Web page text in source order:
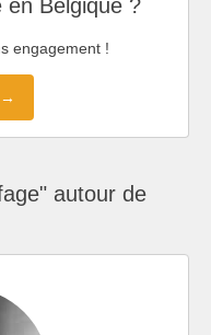
en Belgique ?
engagement !
→
autour de